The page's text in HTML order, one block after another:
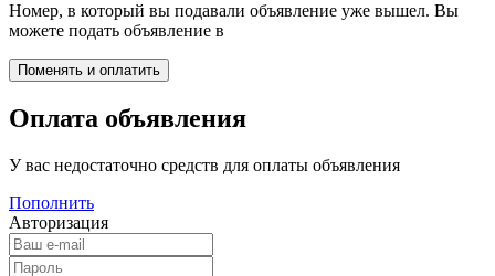
Номер, в который вы подавали объявление уже вышел. Вы
можете подать объявление в
Оплата объявления
У вас недостаточно средств для оплаты объявления
Пополнить
Авторизация